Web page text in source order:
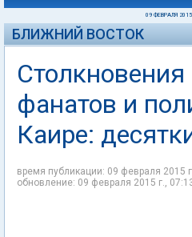
09 ФЕВРАЛЯ 2015
БЛИЖНИЙ ВОСТОК
фанатов и
Каире:
время публикации: 09 февраля 2015
обновление: 09 февраля 2015 г.,